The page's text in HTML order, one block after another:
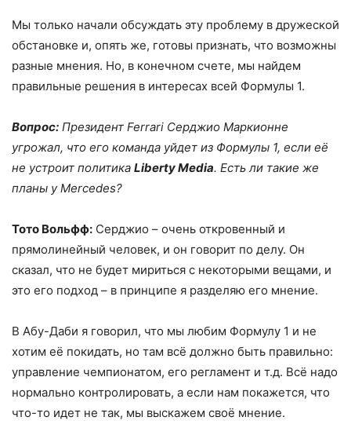
Мы только начали обсуждать эту проблему в дружеской
обстановке и, опять же, готовы признать, что возможны
разные мнения. Но, в конечном счете, мы найдем
правильные решения в интересах всей Формулы 1.
Вопрос: Президент Ferrari Серджио Маркионне
угрожал, что его команда уйдет из Формулы 1, если её
не устроит политика Liberty Media. Есть ли такие же
планы у Mercedes?
Тото Вольфф: Серджио – очень откровенный и
прямолинейный человек, и он говорит по делу. Он
сказал, что не будет мириться с некоторыми вещами, и
это его подход – в принципе я разделяю его мнение.
В Абу-Даби я говорил, что мы любим Формулу 1 и не
хотим её покидать, но там всё должно быть правильно:
управление чемпионатом, его регламент и т.д. Всё надо
нормально контролировать, а если нам покажется, что
что-то идет не так, мы выскажем своё мнение.